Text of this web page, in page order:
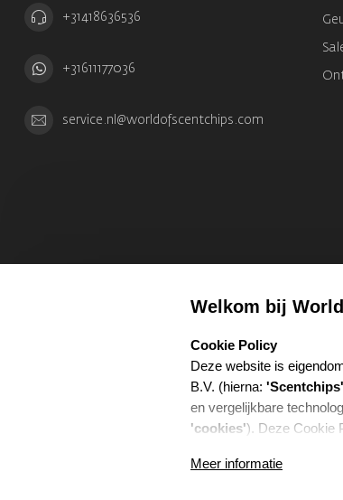
+31418636536
+31611177036
service.nl@worldofscentchips.com
Welkom bij
select language
Cookie Policy
Deze website is
B.V. (hierna: 'Scentchips'
en vergelijkbare
'cookies'). Deze Cookie
hiervoor samenwerken.
Meer informatie